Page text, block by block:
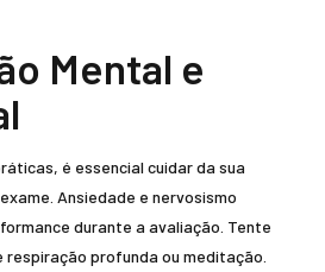
Mental e
é essencial cuidar da sua
Ansiedade e nervosismo
durante a avaliação. Tente
profunda ou meditação.